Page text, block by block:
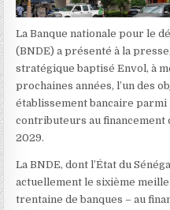
La Banque nationale pour le
(BNDE) a présenté à la
stratégique baptisé Envol, à
prochaines années, l’un des
établissement bancaire
contributeurs au financement
2029.
La BNDE, dont l’État du
actuellement le sixième
trentaine de banques – au